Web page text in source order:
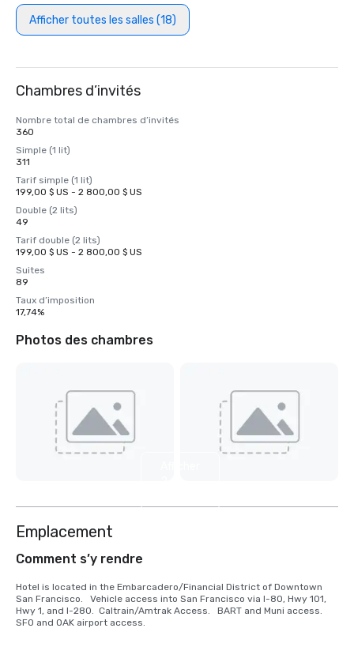
Afficher toutes les salles (18)
Chambres d’invités
Nombre total de chambres d’invités
360
Simple (1 lit)
311
Tarif simple (1 lit)
199,00 $ US - 2 800,00 $ US
Double (2 lits)
49
Tarif double (2 lits)
199,00 $ US - 2 800,00 $ US
Suites
89
Taux d’imposition
17,74%
Photos des chambres
Emplacement
Comment s’y rendre
Hotel is located in the Embarcadero/Financial District of Downtown
San Francisco.   Vehicle access into San Francisco via I-80, Hwy 101,
Hwy 1, and I-280.  Caltrain/Amtrak Access.   BART and Muni access.
SFO and OAK airport access.